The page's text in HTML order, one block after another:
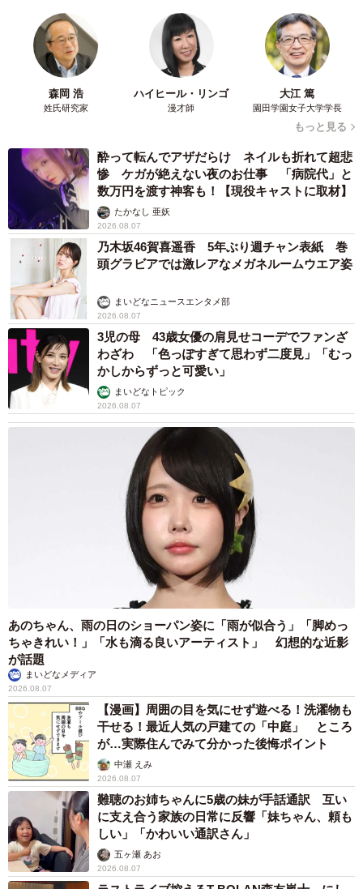
森岡 浩
姓氏研究家
ハイヒール・リンゴ
漫才師
大江 篤
園田学園女子大学学長
もっと見る
酔って転んでアザだらけ ネイルも折れて超悲
惨 ケガが絶えない夜のお仕事 「病院代」と
数万円を渡す神客も！【現役キャストに取材】
たかなし 亜妖
2026.08.07
乃木坂46賀喜遥香 5年ぶり週チャン表紙 巻
頭グラビアでは激レアなメガネルームウエア姿
まいどなニュースエンタメ部
2026.08.07
3児の母 43歳女優の肩見せコーデでファンざ
わざわ 「色っぽすぎて思わず二度見」「むっ
かしからずっと可愛い」
まいどなトピック
2026.08.07
あのちゃん、雨の日のショーパン姿に「雨が似合う」「脚めっ
ちゃきれい！」「水も滴る良いアーティスト」 幻想的な近影
が話題
まいどなメディア
2026.08.07
【漫画】周囲の目を気にせず遊べる！洗濯物も
干せる！最近人気の戸建ての「中庭」 ところ
が…実際住んでみて分かった後悔ポイント
中瀬 えみ
2026.08.07
難聴のお姉ちゃんに5歳の妹が手話通訳 互い
に支え合う家族の日常に反響「妹ちゃん、頼も
しい」「かわいい通訳さん」
五ヶ瀬 あお
2026.08.07